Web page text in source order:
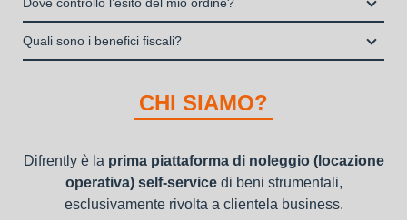
dei beni e con vantaggi di gestione per i propri clienti.
operativa di beni mobili strumentali (B2B), previa approvazione
della richiesta da parte della stessa.
Una volta fatto login vai sull’icona con l’omino e clicca su
Quali sono i benefici fiscali?
nel bilancio, poiché i canoni vengono considerati un servizio. I
canoni di noleggio sono deducibili ai fini IRES e IRAP
CHI SIAMO?
Difrently è la prima piattaforma di noleggio (locazione
operativa) self-servicedi beni strumentali,
esclusivamente rivolta a clientela business.